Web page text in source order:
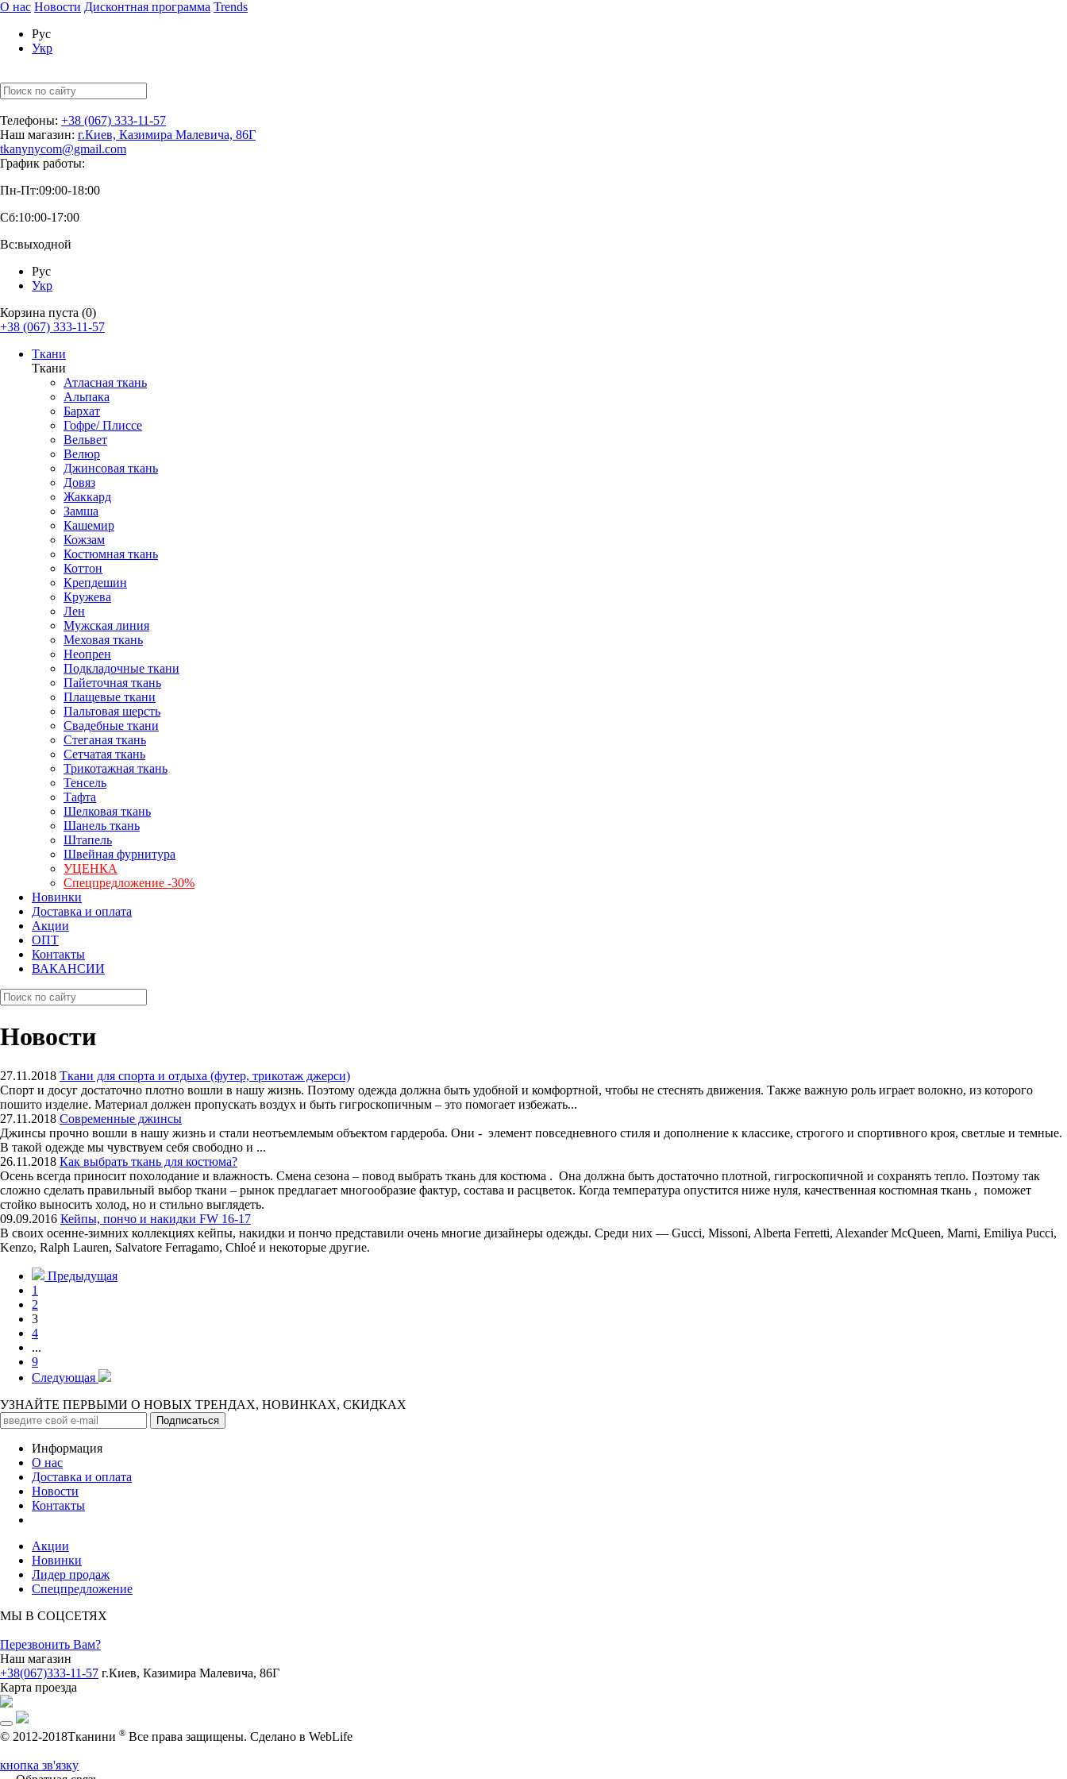
О нас Новости Дисконтная программа Trends
Рус
Укр
Телефоны: +38 (067) 333-11-57
Наш магазин: г.Киев, Казимира Малевича, 86Г
tkanynycom@gmail.com
График работы:
Пн-Пт:09:00-18:00
Сб:10:00-17:00
Вс:выходной
Рус
Укр
Корзина пуста (0)
+38 (067) 333-11-57
Ткани
Ткани
Атласная ткань
Альпака
Бархат
Гофре/ Плиссе
Вельвет
Велюр
Джинсовая ткань
Довяз
Жаккард
Замша
Кашемир
Кожзам
Костюмная ткань
Коттон
Крепдешин
Кружева
Лен
Мужская линия
Меховая ткань
Неопрен
Подкладочные ткани
Пайеточная ткань
Плащевые ткани
Пальтовая шерсть
Свадебные ткани
Стеганая ткань
Сетчатая ткань
Трикотажная ткань
Тенсель
Тафта
Шелковая ткань
Шанель ткань
Штапель
Швейная фурнитура
УЦЕНКА
Спецпредложение -30%
Новинки
Доставка и оплата
Акции
ОПТ
Контакты
ВАКАНСИИ
Новости
27.11.2018 Ткани для спорта и отдыха (футер, трикотаж джерси)
Спорт и досуг достаточно плотно вошли в нашу жизнь. Поэтому одежда должна быть удобной и комфортной, чтобы не стеснять движения. Также важную роль играет волокно, из которого
пошито изделие. Материал должен пропускать воздух и быть гигроскопичным – это помогает избежать...
27.11.2018 Современные джинсы
Джинсы прочно вошли в нашу жизнь и стали неотъемлемым объектом гардероба. Они - элемент повседневного стиля и дополнение к классике, строгого и спортивного кроя, светлые и темные.
В такой одежде мы чувствуем себя свободно и ...
26.11.2018 Как выбрать ткань для костюма?
Осень всегда приносит похолодание и влажность. Смена сезона – повод выбрать ткань для костюма . Она должна быть достаточно плотной, гигроскопичной и сохранять тепло. Поэтому так
сложно сделать правильный выбор ткани – рынок предлагает многообразие фактур, состава и расцветок. Когда температура опустится ниже нуля, качественная костюмная ткань , поможет
стойко выносить холод, но и стильно выглядеть.
09.09.2016 Кейпы, пончо и накидки FW 16-17
В своих осенне-зимних коллекциях кейпы, накидки и пончо представили очень многие дизайнеры одежды. Среди них — Gucci, Missoni, Alberta Ferretti, Alexander McQueen, Marni, Emiliya Pucci,
Kenzo, Ralph Lauren, Salvatore Ferragamo, Chloé и некоторые другие.
Предыдущая
1
2
3
4
...
9
Следующая
УЗНАЙТЕ ПЕРВЫМИ О НОВЫХ ТРЕНДАХ, НОВИНКАХ, СКИДКАХ
Информация
О нас
Доставка и оплата
Новости
Контакты
Акции
Новинки
Лидер продаж
Спецпредложение
МЫ В СОЦСЕТЯХ
Перезвонить Вам?
Наш магазин
+38(067)333-11-57 г.Киев, Казимира Малевича, 86Г
Карта проезда
© 2012-2018Тканини ® Все права защищены. Cделано в WebLife
кнопка зв'язку